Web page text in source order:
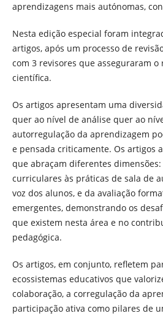
aprendizagens mais autónomas,
Nesta edição especial foram
artigos, após um processo de
com 3 revisores que asseguraram
científica.
Os artigos apresentam uma
quer ao nível de análise quer ao
autorregulação da aprendizagem
e pensada criticamente. Os artigos
que abraçam diferentes
curriculares às práticas de sala de
voz dos alunos, e da avaliação
emergentes, demonstrando os
que existem nesta área e no
pedagógica.
Os artigos, em conjunto, refletem
ecossistemas educativos que
colaboração, a corregulação da
participação ativa como pilares de